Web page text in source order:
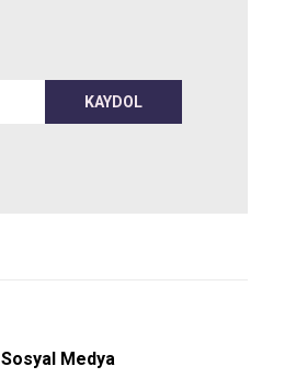
KAYDOL
Sosyal Medya